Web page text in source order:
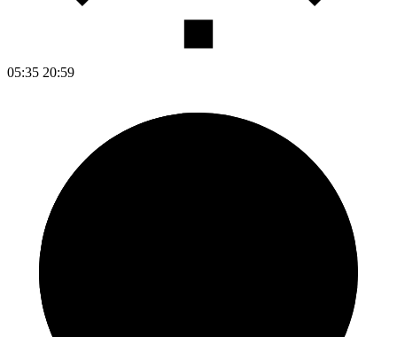
05:35 20:59